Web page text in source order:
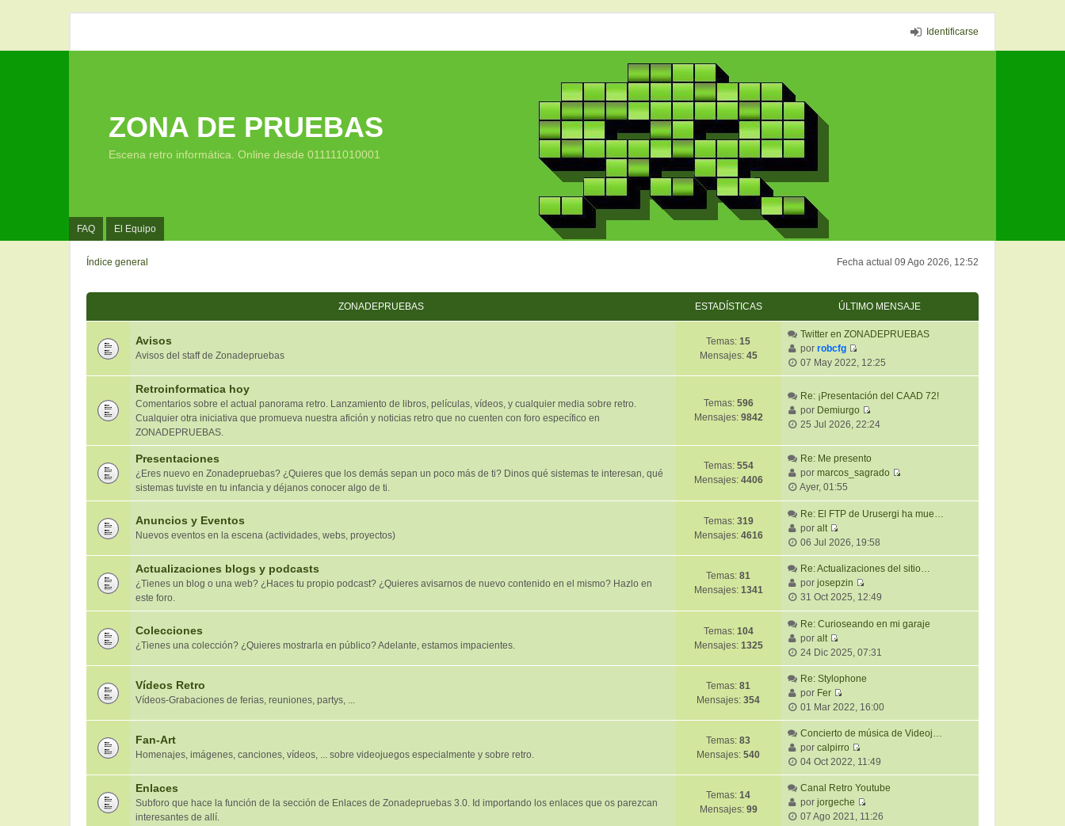
Identificarse
FAQ El Equipo
ZONA DE PRUEBAS
Escena retro informática. Online desde 011111010001
Fecha actual 09 Ago 2026, 12:52
Índice general
ZONADEPRUEBAS ESTADÍSTICAS ÚLTIMO MENSAJE
Avisos
Avisos del staff de Zonadepruebas
Temas: 15
Mensajes: 45
Twitter en ZONADEPRUEBAS
porrobcfg
V
e
ú
l
t
i
m
o
e
n
a
j
e
07 May 2022, 12:25
Retroinformatica hoy
Comentarios sobre el actual panorama retro. Lanzamiento de libros, películas, vídeos, y cualquier media sobre retro.
Cualquier otra iniciativa que promueva nuestra afición y noticias retro que no cuenten con foro específico en
ZONADEPRUEBAS.
Temas: 596
Mensajes: 9842
Re: ¡Presentación del CAAD 72!
por Demiurgo
V
r
l
m
m
s
j
25 Jul 2026, 22:24
Presentaciones
¿Eres nuevo en Zonadepruebas? ¿Quieres que los demás sepan un poco más de ti? Dinos qué sistemas te interesan, qué
sistemas tuviste en tu infancia y déjanos conocer algo de ti.
Temas: 554
Mensajes: 4406
Re: Me presento
pormarcos_sagrado
r
t
i
m
e
a
Ayer, 01:55
Anuncios y Eventos
Nuevos eventos en la escena (actividades, webs, proyectos)
Temas: 319
Mensajes: 4616
Re: El FTP de Urusergi ha mue…
poralt
V
e
r
ú
l
t
i
o
m
e
n
s
a
j
e
06 Jul 2026, 19:58
Actualizaciones blogs y podcasts
¿Tienes un blog o una web? ¿Haces tu propio podcast? ¿Quieres avisarnos de nuevo contenido en el mismo? Hazlo en
este foro.
Temas: 81
Mensajes: 1341
Re: Actualizaciones del sitio…
porjosepzin
V
r
l
t
i
o
m
e
s
a
j
e
31 Oct 2025, 12:49
Colecciones
¿Tienes una colección? ¿Quieres mostrarla en público? Adelante, estamos impacientes.
Temas: 104
Mensajes: 1325
Re: Curioseando en mi garaje
poralt
V
e
r
ú
l
t
i
m
o
m
e
n
s
24 Dic 2025, 07:31
Vídeos Retro
Vídeos-Grabaciones de ferias, reuniones, partys, ...
Temas: 81
Mensajes: 354
Re: Stylophone
por Fer
V
e
r
ú
l
t
i
m
o
01 Mar 2022, 16:00
Fan-Art
Homenajes, imágenes, canciones, vídeos, ... sobre videojuegos especialmente y sobre retro.
Temas: 83
Mensajes: 540
Concierto de música de Videoj…
porcalpirro
V
e
r
ú
l
04 Oct 2022, 11:49
Enlaces
Subforo que hace la función de la sección de Enlaces de Zonadepruebas 3.0. Id importando los enlaces que os parezcan
interesantes de allí.
Temas: 14
Mensajes: 99
Canal Retro Youtube
porjorgeche
V
07 Ago 2021, 11:26